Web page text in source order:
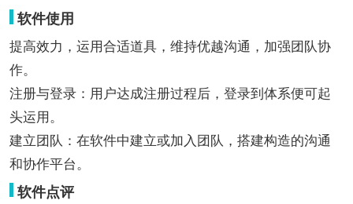
软件使用
提高效力，运用合适道具，维持优越沟通，加强团队协
作。
注册与登录：用户达成注册过程后，登录到体系便可起
头运用。
建立团队：在软件中建立或加入团队，搭建构造的沟通
和协作平台。
软件点评